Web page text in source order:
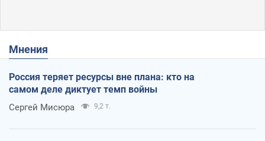
Мнения
Россия теряет ресурсы вне плана: кто на
самом деле диктует темп войны
Сергей Мисюра 9,2 т.